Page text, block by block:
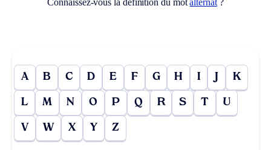
A B C D E F G H I J K
L M N O P Q R S T U
V W X Y Z